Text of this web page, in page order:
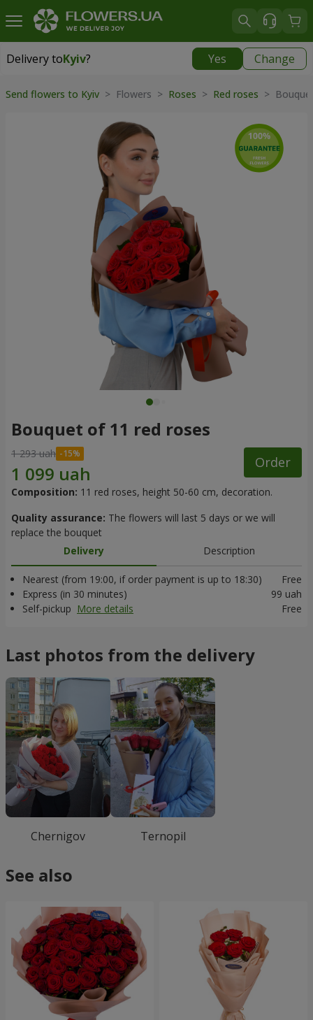
Delivery toKyiv? Yes Change
Delivery toKyiv
Send flowers to Kyiv > Flowers > Roses > Red roses >
Bouquet of 11 red roses
1 293 uah
Order
Composition: 11 red roses, height 50-60 cm, decoration.
Quality assurance: The flowers will last 5 days or we will
replace the bouquet
Delivery
Description
Nearest (from 19:00, if order payment is up to 18:30)
Free
Express (in 30 minutes)
99 uah
Self-pickup More details Free
Last photos from the delivery
Chernigov Ternopil
See also